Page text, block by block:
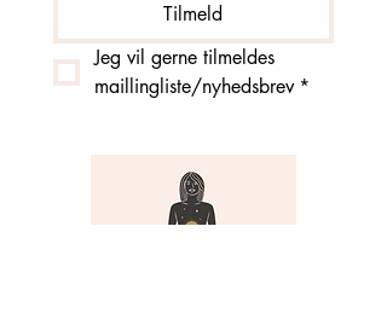
Tilmeld
Jeg vil gerne tilmeldes
maillingliste/nyhedsbrev *